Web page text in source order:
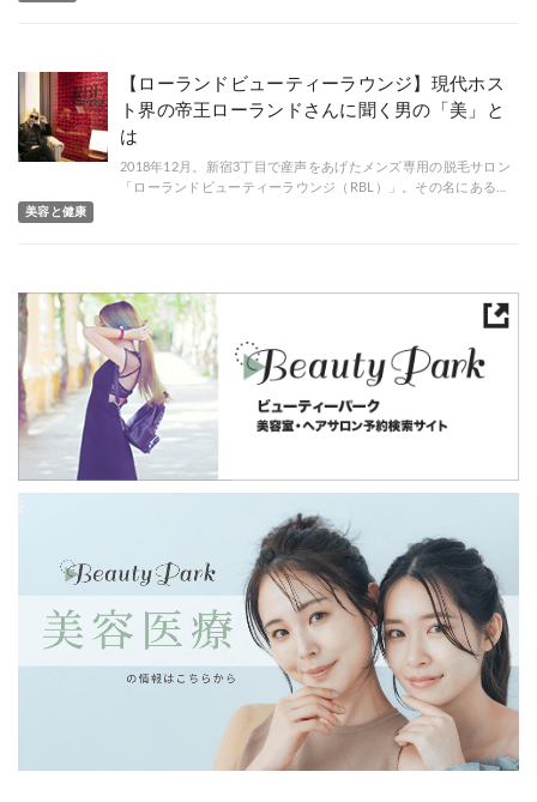
【ローランドビューティーラウンジ】現代ホス
ト界の帝王ローランドさんに聞く男の「美」と
は
2018年12月。新宿3丁目で産声をあげたメンズ専用の脱毛サロン
「ローランドビューティーラウンジ（RBL）」。その名にある…
美容と健康